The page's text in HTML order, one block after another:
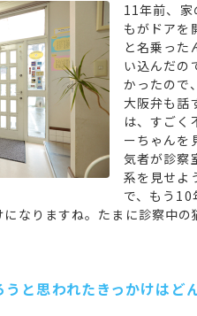
11年前、家
もがドアを
と名乗った
い込んだの
かったので
大阪弁も話
は、すごく
ーちゃんを
気者が診察
系を見せよ
で、もう10
なりますね。たまに診察中
と思われたきっかけはど